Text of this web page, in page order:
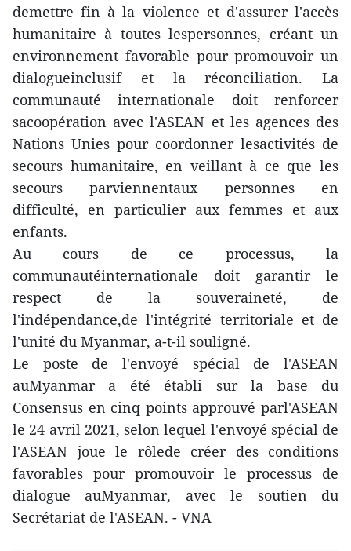
demettre fin à la violence et d'assurer l'accès
humanitaire à toutes lespersonnes, créant un
environnement favorable pour promouvoir un
dialogueinclusif et la réconciliation. La
communauté internationale doit renforcer
sacoopération avec l'ASEAN et les agences des
Nations Unies pour coordonner lesactivités de
secours humanitaire, en veillant à ce que les
secours parviennentaux personnes en
difficulté, en particulier aux femmes et aux
enfants.
Au cours de ce processus, la
communautéinternationale doit garantir le
respect de la souveraineté, de
l'indépendance,de l'intégrité territoriale et de
l'unité du Myanmar, a-t-il souligné.
Le poste de l'envoyé spécial de l'ASEAN
auMyanmar a été établi sur la base du
Consensus en cinq points approuvé parl'ASEAN
le 24 avril 2021, selon lequel l'envoyé spécial de
l'ASEAN joue le rôlede créer des conditions
favorables pour promouvoir le processus de
dialogue auMyanmar, avec le soutien du
Secrétariat de l'ASEAN. - VNA